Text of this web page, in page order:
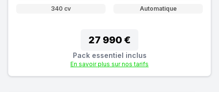
340 cv
Automatique
27 990 €
Pack essentiel inclus
En savoir plus sur nos tarifs